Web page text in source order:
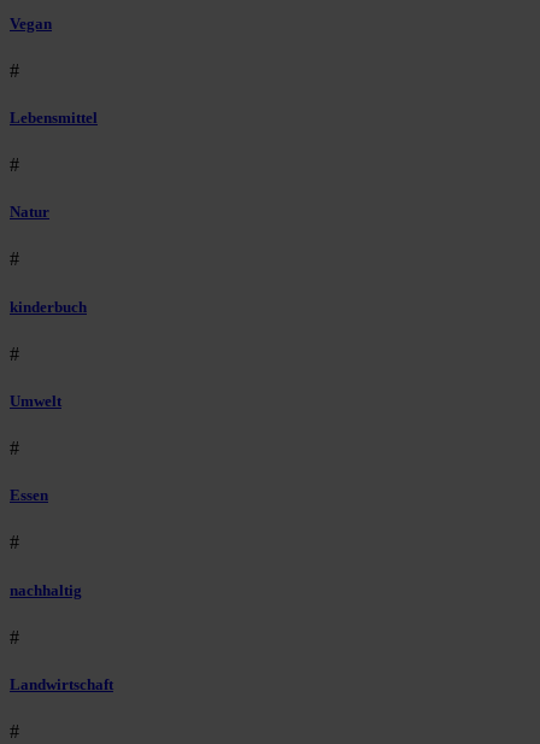
Vegan
#
Lebensmittel
#
Natur
#
kinderbuch
#
Umwelt
#
Essen
#
nachhaltig
#
Landwirtschaft
#